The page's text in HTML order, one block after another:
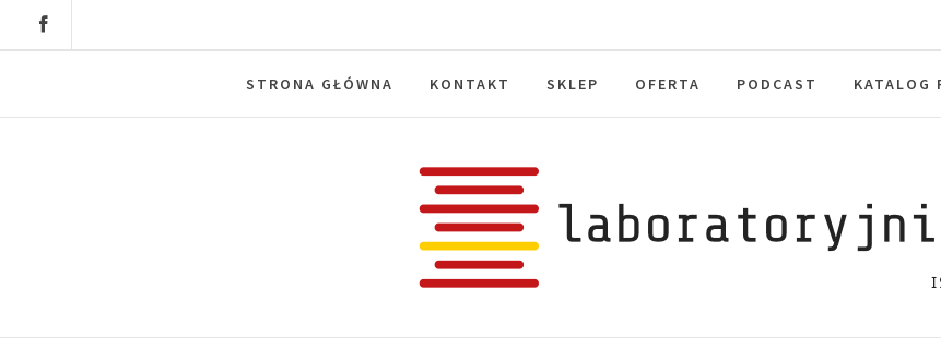
STRONA GŁÓWNA KONTAKT SKLEP OFERTA PODCAST KATALOG
Laboratoryjnie.pl